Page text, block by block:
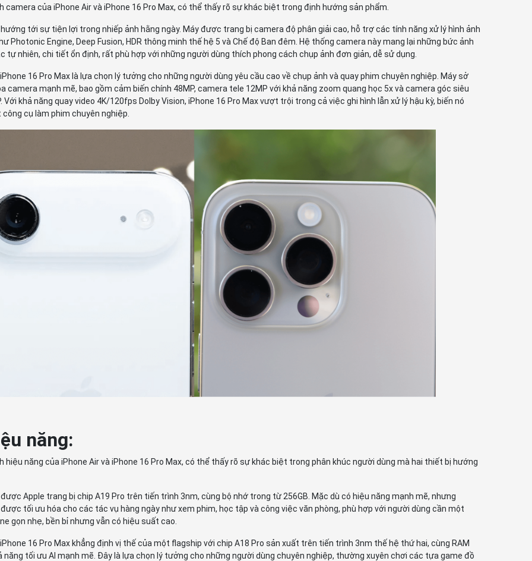
camera của iPhone Air và iPhone 16 Pro Max, có thể thấy rõ sự khác biệt trong định hướng sản phẩm.
tới sự tiện lợi trong nhiếp ảnh hằng ngày. Máy được trang bị camera độ phân giải cao, hỗ trợ các tính năng xử lý hình ảnh
Photonic Engine, Deep Fusion, HDR thông minh thế hệ 5 và Chế độ Ban đêm. Hệ thống camera này mang lại những bức ảnh
tự nhiên, chi tiết ổn định, rất phù hợp với những người dùng thích phong cách chụp ảnh đơn giản, dễ sử dụng.
16 Pro Max là lựa chọn lý tưởng cho những người dùng yêu cầu cao về chụp ảnh và quay phim chuyên nghiệp. Máy sở
camera mạnh mẽ, bao gồm cảm biến chính 48MP, camera tele 12MP với khả năng zoom quang học 5x và camera góc siêu
Với khả năng quay video 4K/120fps Dolby Vision, iPhone 16 Pro Max vượt trội trong cả việc ghi hình lẫn xử lý hậu kỳ, biến nó
cụ làm phim chuyên nghiệp.
năng:
hiệu năng của iPhone Air và iPhone 16 Pro Max, có thể thấy rõ sự khác biệt trong phân khúc người dùng mà hai thiết bị hướng
Apple trang bị chip A19 Pro trên tiến trình 3nm, cùng bộ nhớ trong từ 256GB. Mặc dù có hiệu năng mạnh mẽ, nhưng
tối ưu hóa cho các tác vụ hàng ngày như xem phim, học tập và công việc văn phòng, phù hợp với người dùng cần một
gọn nhẹ, bền bỉ nhưng vẫn có hiệu suất cao.
16 Pro Max khẳng định vị thế của một flagship với chip A18 Pro sản xuất trên tiến trình 3nm thế hệ thứ hai, cùng RAM
năng tối ưu AI mạnh mẽ. Đây là lựa chọn lý tưởng cho những người dùng chuyên nghiệp, thường xuyên chơi các tựa game đồ